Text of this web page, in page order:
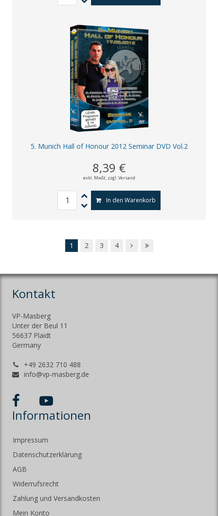
5. Munich Hall of Honour 2012 Seminar DVD Vol.2
8,39 €
exkl. MwSt, zzgl. Versand
In den Warenkorb
1 2 3 4
Kontakt
VP-Masberg
Unter der Beul 11
56637 Plaidt
Germany
+49 2632 710 488
info@vp-masberg.de
Informationen
Impressum
Datenschutzerklärung
AGB
Widerrufsrecht
Zahlung und Versandkosten
Mein Konto